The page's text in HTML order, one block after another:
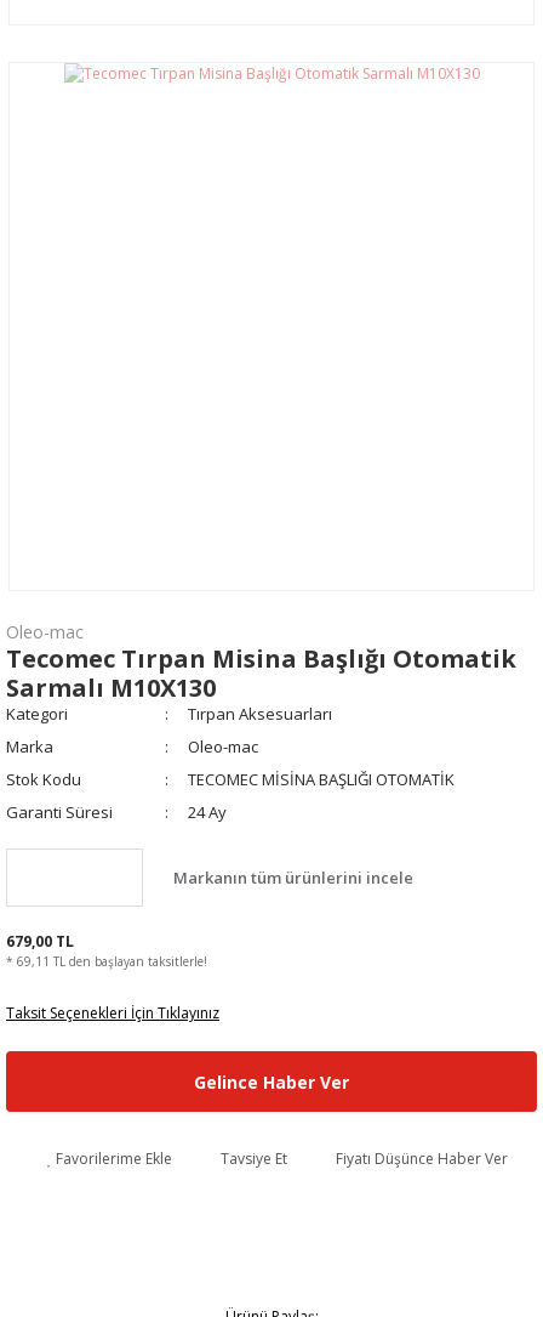
Oleo-mac
Tecomec Tırpan Misina Başlığı Otomatik
Sarmalı M10X130
Kategori
Tırpan Aksesuarları
Marka
Oleo-mac
Stok Kodu
TECOMEC MİSİNA BAŞLIĞI OTOMATİK
Garanti Süresi
24 Ay
Markanın tüm ürünlerini incele
679,00 TL
* 69,11 TL den başlayan taksitlerle!
Taksit Seçenekleri İçin Tıklayınız
Gelince Haber Ver
Favorilerime Ekle Tavsiye Et Fiyatı Düşünce Haber Ver